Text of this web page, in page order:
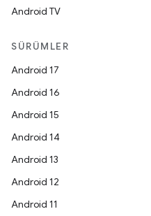
Android TV
SÜRÜMLER
Android 17
Android 16
Android 15
Android 14
Android 13
Android 12
Android 11